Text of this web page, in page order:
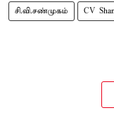
சி.வி.சண்முகம் CV